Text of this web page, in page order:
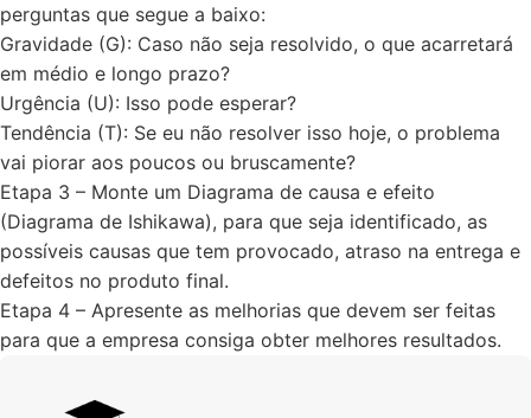
perguntas que segue a baixo:
Gravidade (G): Caso não seja resolvido, o que acarretará
em médio e longo prazo?
Urgência (U): Isso pode esperar?
Tendência (T): Se eu não resolver isso hoje, o problema
vai piorar aos poucos ou bruscamente?
Etapa 3 – Monte um Diagrama de causa e efeito
(Diagrama de Ishikawa), para que seja identificado, as
possíveis causas que tem provocado, atraso na entrega e
defeitos no produto final.
Etapa 4 – Apresente as melhorias que devem ser feitas
para que a empresa consiga obter melhores resultados.